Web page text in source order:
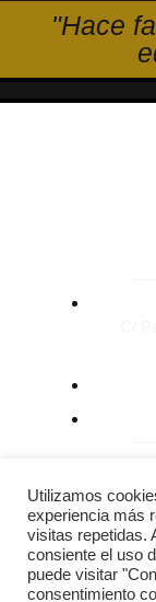
"Hace
Utilizamos
experiencia más
visitas repetidas.
consiente el uso
puede visitar
consentimiento